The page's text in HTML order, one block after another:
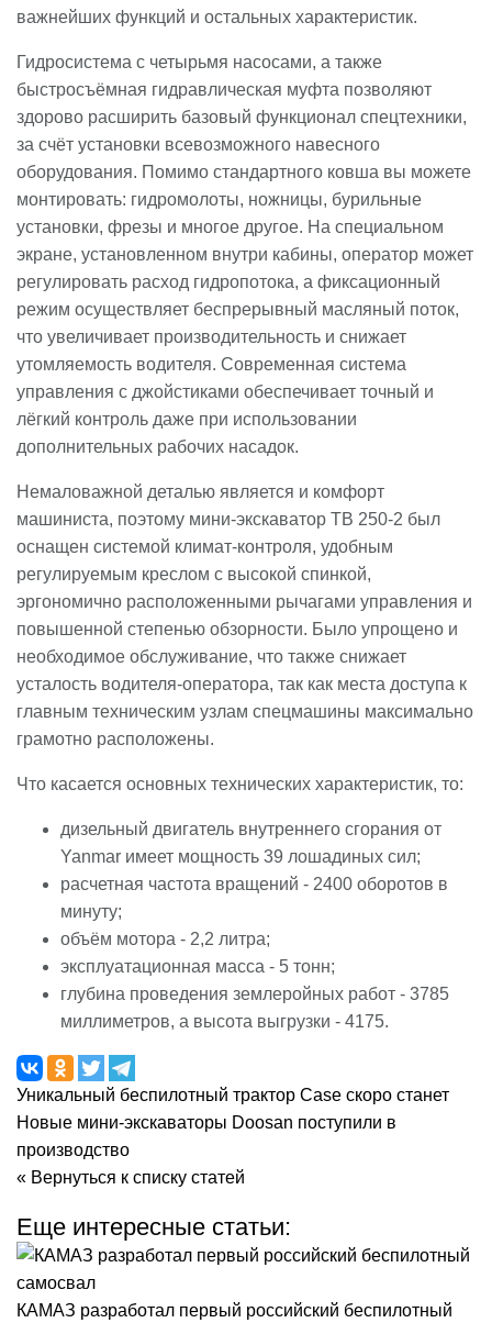
важнейших функций и остальных характеристик.
Гидросистема с четырьмя насосами, а также
быстросъёмная гидравлическая муфта позволяют
здорово расширить базовый функционал спецтехники,
за счёт установки всевозможного навесного
оборудования. Помимо стандартного ковша вы можете
монтировать: гидромолоты, ножницы, бурильные
установки, фрезы и многое другое. На специальном
экране, установленном внутри кабины, оператор может
регулировать расход гидропотока, а фиксационный
режим осуществляет беспрерывный масляный поток,
что увеличивает производительность и снижает
утомляемость водителя. Современная система
управления с джойстиками обеспечивает точный и
лёгкий контроль даже при использовании
дополнительных рабочих насадок.
Немаловажной деталью является и комфорт
машиниста, поэтому мини-экскаватор TB 250-2 был
оснащен системой климат-контроля, удобным
регулируемым креслом с высокой спинкой,
эргономично расположенными рычагами управления и
повышенной степенью обзорности. Было упрощено и
необходимое обслуживание, что также снижает
усталость водителя-оператора, так как места доступа к
главным техническим узлам спецмашины максимально
грамотно расположены.
Что касается основных технических характеристик, то:
дизельный двигатель внутреннего сгорания от
Yanmar имеет мощность 39 лошадиных сил;
расчетная частота вращений - 2400 оборотов в
минуту;
объём мотора - 2,2 литра;
эксплуатационная масса - 5 тонн;
глубина проведения землеройных работ - 3785
миллиметров, а высота выгрузки - 4175.
Уникальный беспилотный трактор Case скоро станет
Новые мини-экскаваторы Doosan поступили в
производство
« Вернуться к списку статей
Еще интересные статьи:
КАМАЗ разработал первый российский беспилотный